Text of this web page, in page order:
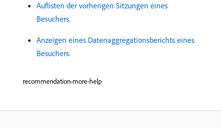
Auflisten der vorherigen Sitzungen eines
Besuchers.
Anzeigen eines Datenaggregationsberichts eines
Besuchers.
recommendation-more-help